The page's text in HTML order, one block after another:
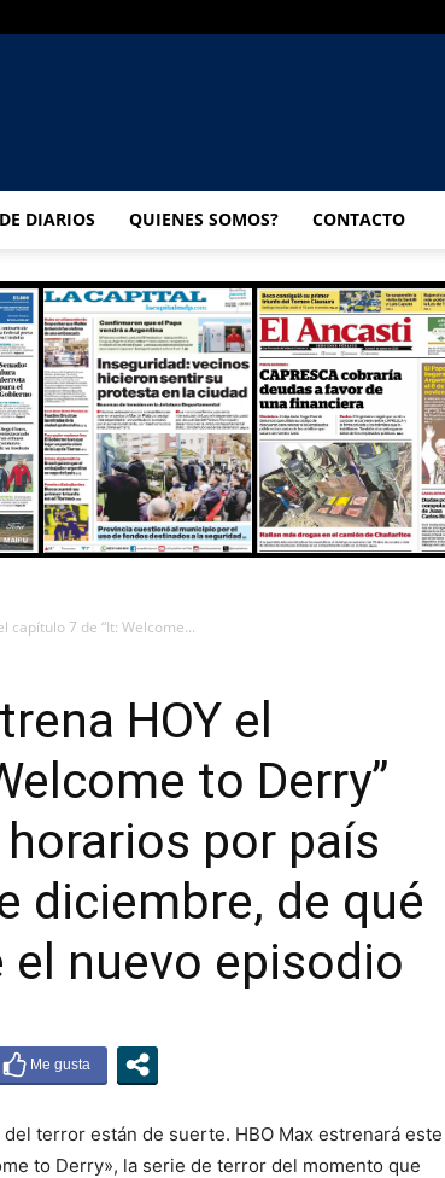
UNIVERSO
MULTIMEDIA
DIARIOS QUIENES SOMOS? CONTACTO
capítulo 7 de “It: Welcome...
HOY el
to Derry”
por país
diciembre, de qué
nuevo episodio
terror están de suerte. HBO Max estrenará este
to Derry», la serie de terror del momento que